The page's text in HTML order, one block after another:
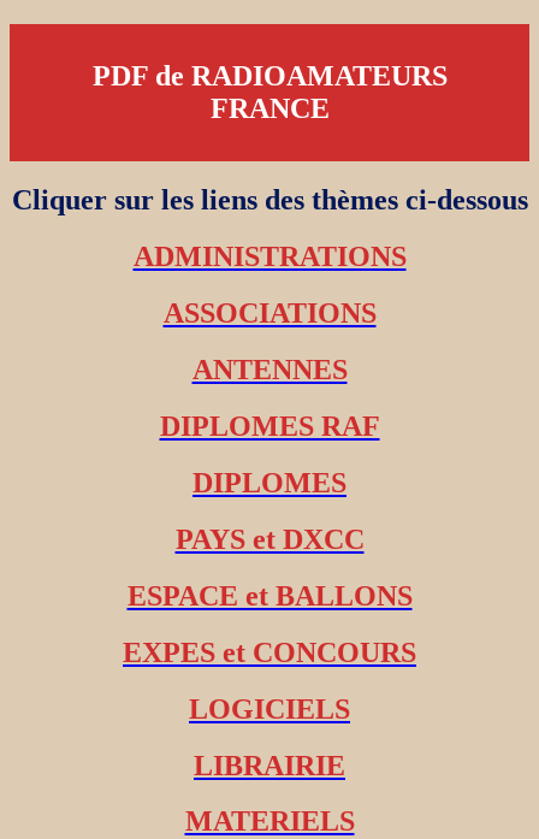
PDF de RADIOAMATEURS
FRANCE
Cliquer sur les liens des thèmes ci-dessous
ADMINISTRATIONS
ASSOCIATIONS
ANTENNES
DIPLOMES RAF
DIPLOMES
PAYS et DXCC
ESPACE et BALLONS
EXPES et CONCOURS
LOGICIELS
LIBRAIRIE
MATERIELS